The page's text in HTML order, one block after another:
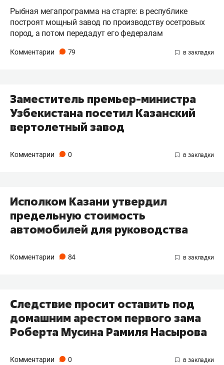
Рыбная мегапрограмма на старте: в республике
построят мощный завод по производству осетровых
пород, а потом передадут его федералам
Комментарии 79
Заместитель премьер-министра
Узбекистана посетил Казанский
вертолетный завод
Комментарии 0
Исполком Казани утвердил
предельную стоимость
автомобилей для руководства
Комментарии 84
Следствие просит оставить под
домашним арестом первого зама
Роберта Мусина Рамиля Насырова
Комментарии 0